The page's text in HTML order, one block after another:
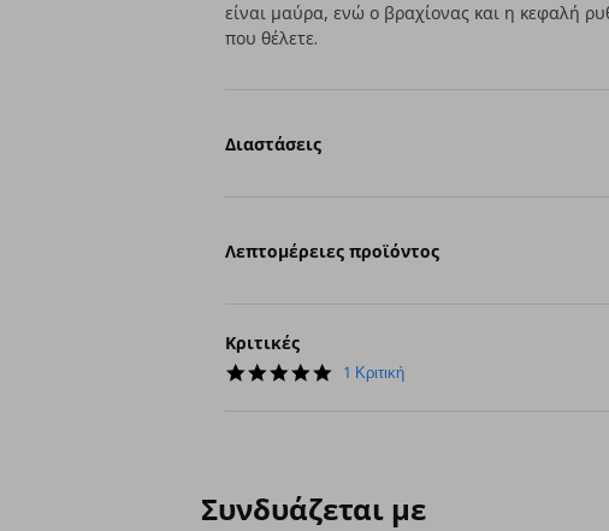
είναι μαύρα, ενώ ο βραχίονας και η κεφαλή
που θέλετε.
Διαστάσεις
Λεπτομέρειες προϊόντος
Κριτικές
5.0
1 Κριτική
Συνδυάζεται με